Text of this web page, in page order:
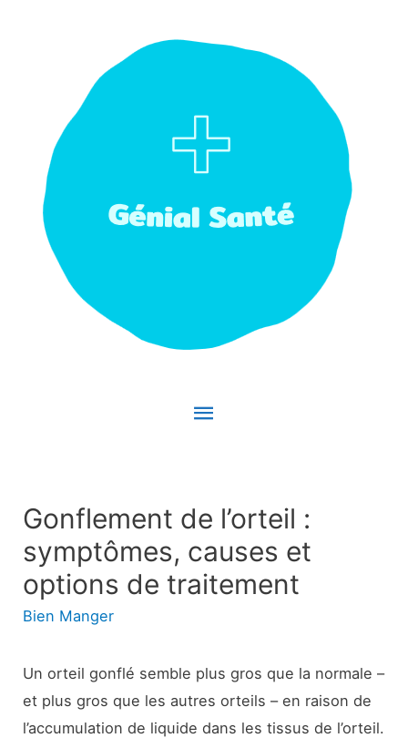
Menu
Gonflement de l’orteil :
symptômes, causes et
options de traitement
Bien Manger
Un orteil gonflé semble plus gros que la normale –
et plus gros que les autres orteils – en raison de
l’accumulation de liquide dans les tissus de l’orteil.